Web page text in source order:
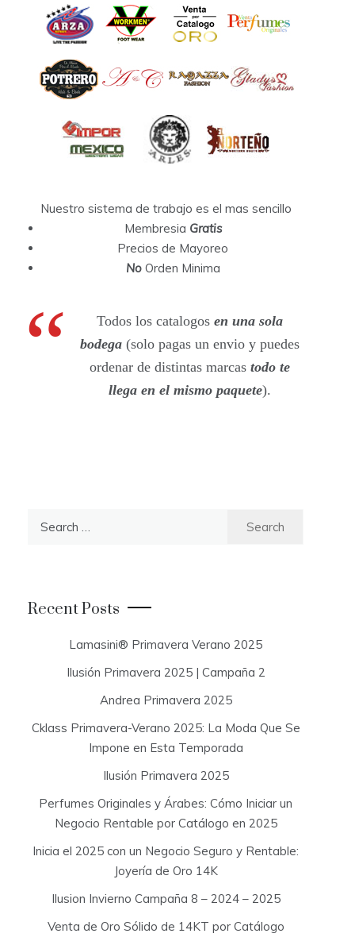
Nuestro sistema de trabajo es el mas sencillo
Membresia Gratis
Precios de Mayoreo
NoOrden Minima
Todos los catalogos en una sola
bodega (solo pagas un envio y puedes
ordenar de distintas marcastodo te
llega en el mismo paquete).
r
:
Recent Posts
Lamasini® Primavera Verano 2025
Ilusión Primavera 2025 | Campaña 2
Andrea Primavera 2025
Cklass Primavera-Verano 2025: La Moda Que Se
Impone en Esta Temporada
Ilusión Primavera 2025
Perfumes Originales y Árabes: Cómo Iniciar un
Negocio Rentable por Catálogo en 2025
Inicia el 2025 con un Negocio Seguro y Rentable:
Joyería de Oro 14K
Ilusion Invierno Campaña 8 – 2024 – 2025
Venta de Oro Sólido de 14KT por Catálogo